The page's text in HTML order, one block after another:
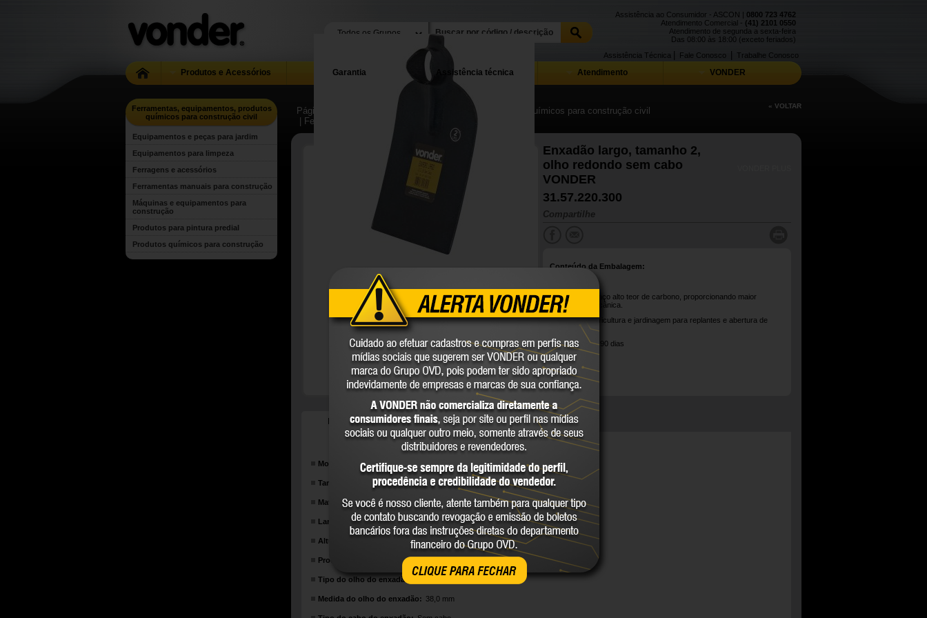
CLIQUE PARA FECHAR
Assistência ao Consumidor - ASCON | 0800 723 4762
Atendimento Comercial - (41) 2101 0550
Atendimento de segunda a sexta-feira
Das 08:00 às 18:00 (exceto feriados)
Trabalhe Conosco
Fale Conosco
Assistência Técnica
Produtos e Acessórios Garantia Assistência técnica Atendimento VONDER
Ferramentas, equipamentos, produtos
químicos para construção civil
Equipamentos e peças para jardim
Equipamentos para limpeza
Ferragens e acessórios
Ferramentas manuais para construção
Máquinas e equipamentos para
construção
Produtos para pintura predial
Produtos químicos para construção
Página Inicial
| Ferramentas, equipamentos, produtos químicos para construção civil
| Ferramentas manuais para construção
« VOLTAR
Enxadão largo, tamanho 2,
olho redondo sem cabo
VONDER
31.57.220.300
Compartilhe
Conteúdo da Embalagem:
Fabricado em aço alto teor de carbono, proporcionando maior
resistência mecânica.
Utilizado na agricultura e jardinagem para replantes e abertura de
Garantia legal: 90 dias
DETALHES TÉCNICOS
Modelo do enxadão: Largo
Tamanho:
Material: Aço SAE 1070
Largura do enxadão: 135 mm
Altura do enxadão: 205 mm
Processo de fabricação do enxadão: Estampado
Tipo do olho do enxadão:
Medida do olho do enxadão: 38,0 mm